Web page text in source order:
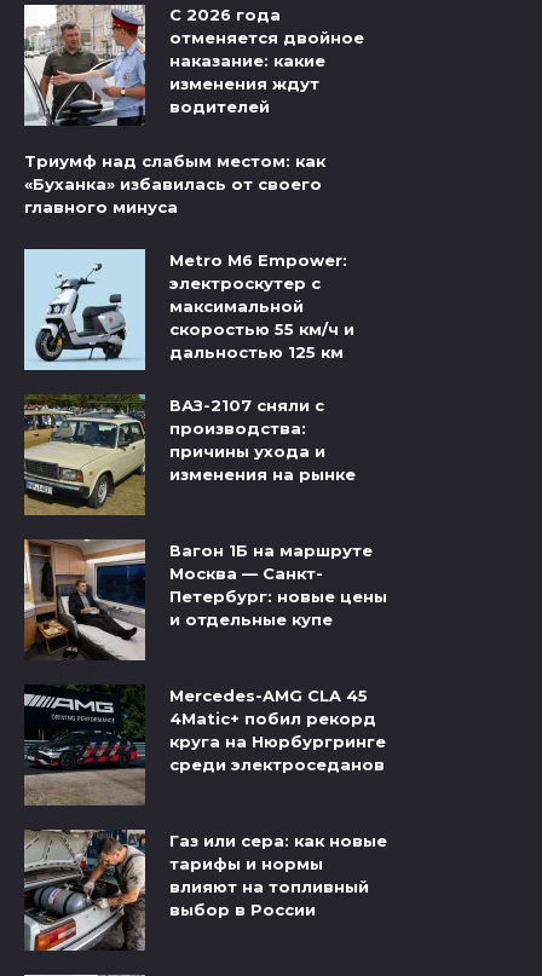
С 2026 года
отменяется двойное
наказание: какие
изменения ждут
водителей
Триумф над слабым местом: как
«Буханка» избавилась от своего
главного минуса
Metro M6 Empower:
электроскутер с
максимальной
скоростью 55 км/ч и
дальностью 125 км
ВАЗ-2107 сняли с
производства:
причины ухода и
изменения на рынке
Вагон 1Б на маршруте
Москва — Санкт-
Петербург: новые цены
и отдельные купе
Mercedes-AMG CLA 45
4Matic+ побил рекорд
круга на Нюрбургринге
среди электроседанов
Газ или сера: как новые
тарифы и нормы
влияют на топливный
выбор в России